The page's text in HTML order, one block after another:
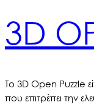
3D
Το 3D Open Puzzle
που επιτρέπει την